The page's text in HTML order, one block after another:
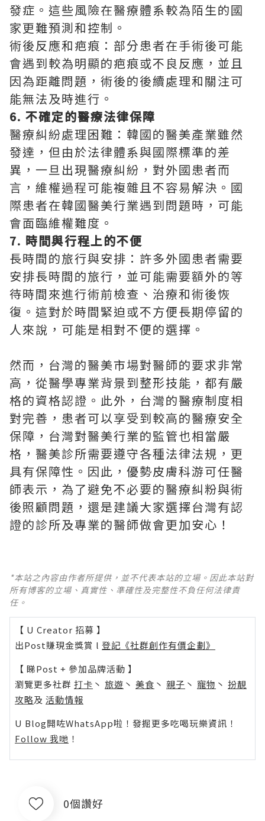
發症。這些風險在醫療體系較為陌生的國
家更難預測和控制。
術後反應和疤痕：部分患者在手術後可能
會遇到較為明顯的疤痕或不良反應，並且
因為距離問題，術後的後續處理和關注可
能無法及時進行。
6. 不確定的醫療法律保障
醫療糾紛處理困難：韓國的醫美產業雖然
發達，但由於法律體系與國際標準的差
異，一旦出現醫療糾紛，對外國患者而
言，維權過程可能複雜且不容易解決。國
際患者在韓國醫美行業遇到問題時，可能
會面臨維權難度。
7. 時間與行程上的不便
長時間的旅行與安排：許多外國患者需要
安排長時間的旅行，並可能需要額外的等
待時間來進行術前檢查、治療和術後恢
復。這對於時間緊迫或不方便長期停留的
人來說，可能是相對不便的選擇。
然而，台灣的醫美市場對醫師的要求非常
高，從醫學專業背景到整形技能，都有嚴
格的資格認證。此外，台灣的醫療制度相
對完善，患者可以享受到較高的醫療安全
保障，台灣對醫美行業的監管也相當嚴
格，醫美診所需要遵守各種法律法規，更
具有保障性。因此，優勢皮膚科游可任醫
師表示，為了避免不必要的醫療糾粉與術
後照顧問題，還是建議大家選擇台灣有認
證的診所及專業的醫師做會更加安心！
*本站之內容由作者所提供，並不代表本站的立場。因此本站對
所有博客的立場、真實性、準確性及完整性不負任何法律責
任。
【 U Creator 招募 】
出Post賺現金獎賞 l 登記《社群創作有價企劃》
【 睇Post + 參加品牌活動 】
瀏覽更多社群 打卡 丶 旅遊 丶 美食 丶 親子 丶 寵物 丶 扮靚
攻略及 活動情報
U Blog開咗WhatsApp啦！發掘更多吃喝玩樂資訊！
Follow 我哋 ！
0個讚好